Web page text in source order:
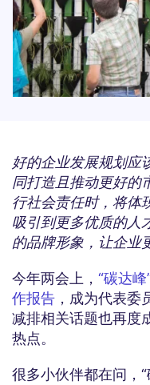
好的企业发展规划应
同打造且推动更好的
行社会责任时，将体
吸引到更多优质的人
的品牌形象，让企业
今年两会上， “碳达
作报告 ，成为代表委
减排相关话题也再度
热点。
很多小伙伴都在问，